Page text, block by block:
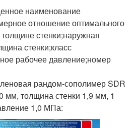
наименование
отношение оптимального
стенки;наружная
стенки;класс
рабочее давление;номер
рандом-сополимер SDR
мм, толщина стенки 1,9 мм, 1
1,0 МПа: